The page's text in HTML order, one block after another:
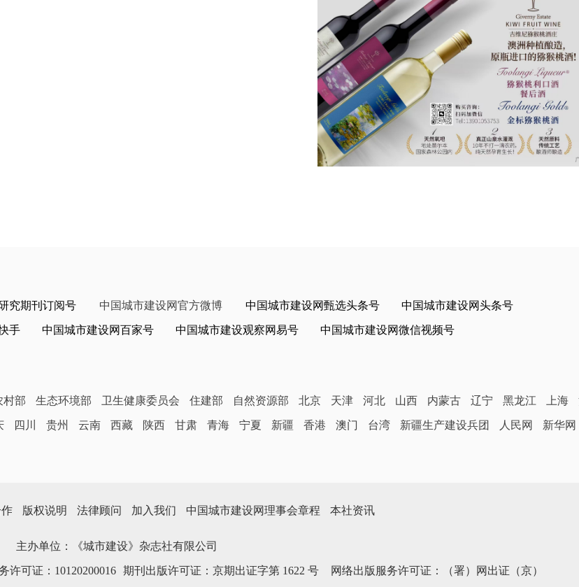
究期刊订阅号 中国城市建设网官方微博 中国城市建设网甄选头条号 中国城市建设网头条号
手 中国城市建设网百家号 中国城市建设观察网易号 中国城市建设网微信视频号
村部 生态环境部 卫生健康委员会 住建部 自然资源部 北京 天津 河北 山西 内蒙古 辽宁 黑龙江 上海
四川 贵州 云南 西藏 陕西 甘肃 青海 宁夏 新疆 香港 澳门 台湾 新疆生产建设兵团 人民网 新华网
版权说明 法律顾问 加入我们 中国城市建设网理事会章程 本社资讯
主办单位：《城市建设》杂志社有限公司
许可证：10120200016 期刊出版许可证：京期出证字第1622号 网络出版服务许可证：（署）网出证（京）